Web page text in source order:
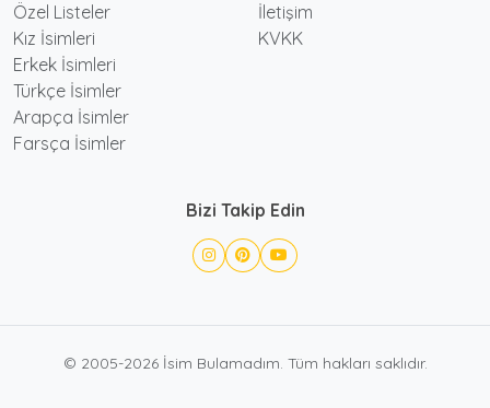
Özel Listeler
Kız İsimleri
Erkek İsimleri
Türkçe İsimler
Arapça İsimler
Farsça İsimler
İletişim
KVKK
Bizi Takip Edin
© 2005-2026 İsim Bulamadım. Tüm hakları saklıdır.